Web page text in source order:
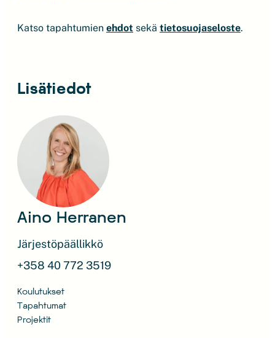
Katso tapahtumien ehdot sekä tietosuojaseloste.
Lisätiedot
Aino Herranen
Järjestöpäällikkö
+358 40 772 3519
Koulutukset
Tapahtumat
Projektit